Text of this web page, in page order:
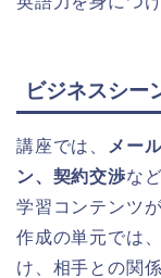
ビジネスシー
講座では、
メー
ン、契約交渉な
学習コンテンツ
作成の単元では
け、相手との関